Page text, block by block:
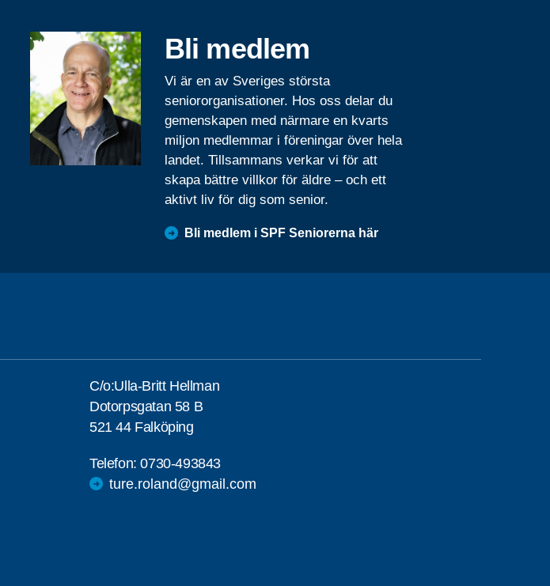
Bli medlem
Vi är en av Sveriges största
seniororganisationer. Hos oss delar du
gemenskapen med närmare en kvarts
miljon medlemmar i föreningar över hela
landet. Tillsammans verkar vi för att
skapa bättre villkor för äldre – och ett
aktivt liv för dig som senior.
Bli medlem i SPF Seniorerna här
C/o:Ulla-Britt Hellman
Dotorpsgatan 58 B
521 44 Falköping
Telefon:0730-493843
ture.roland@gmail.com